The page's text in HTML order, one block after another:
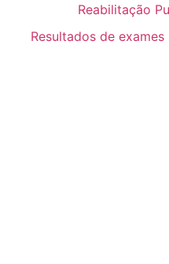
Reabilitação
Resultados de exames